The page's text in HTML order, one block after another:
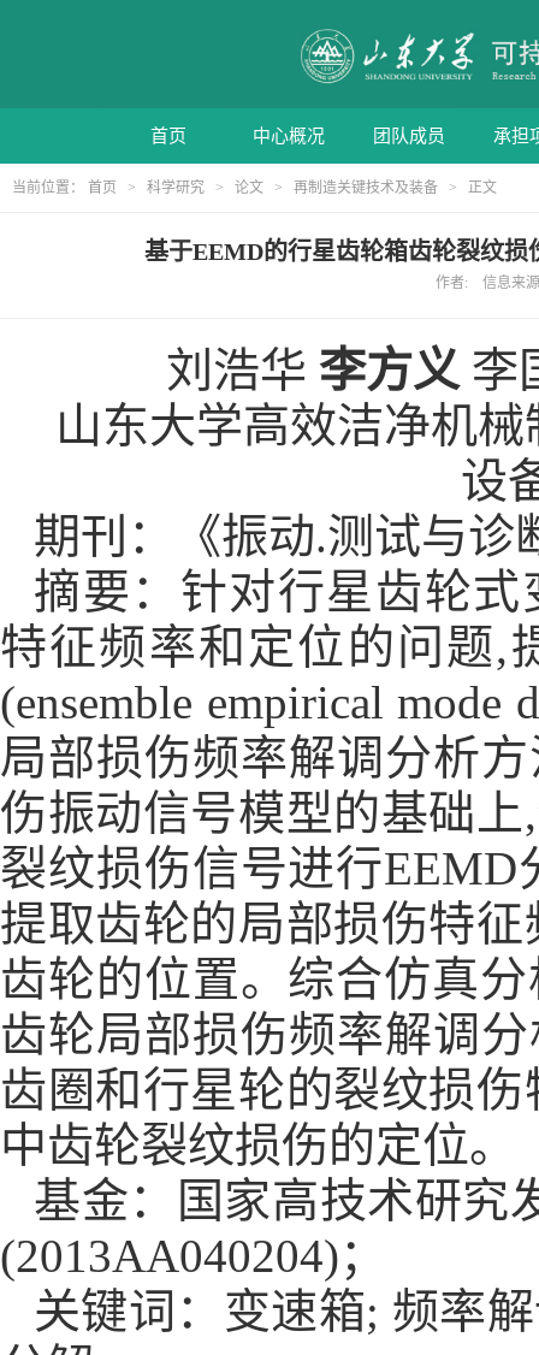
首页 中心概况 团队成员 承担
当前位置： 首页 > 科学研究 > 论文 > 再制造关键技术及装备 > 正文
基于EEMD的行星齿轮箱齿轮裂纹
作者: 信息来
刘浩华 李方义 李
山东大学高效洁净机
设
期刊：《振动.测试与诊
摘要：针对行星齿轮
特征频率和定位的问题,
(ensemble empirical mode
局部损伤频率解调分析
伤振动信号模型的基础上,
裂纹损伤信号进行EEMD
提取齿轮的局部损伤特征
齿轮的位置。综合仿真
齿轮局部损伤频率解调
齿圈和行星轮的裂纹损伤
中齿轮裂纹损伤的定位。
基金：国家高技术研究
(2013AA040204)；
关键词：变速箱; 频率